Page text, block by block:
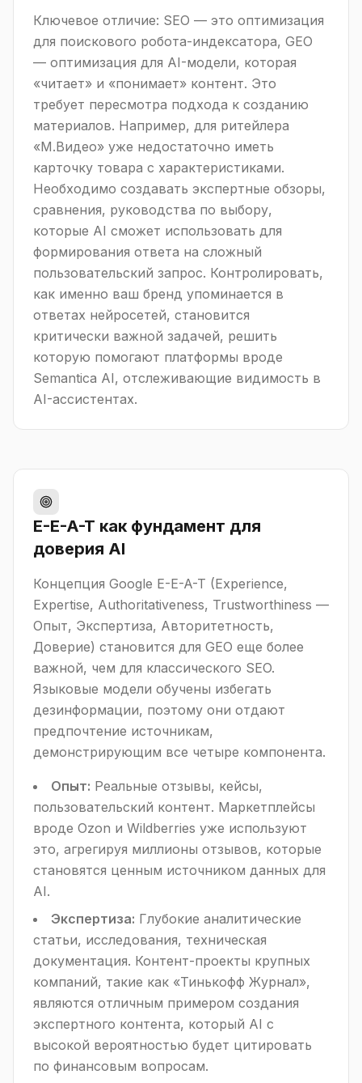
Ключевое отличие: SEO — это оптимизация
для поискового робота-индексатора, GEO
— оптимизация для AI-модели, которая
«читает» и «понимает» контент. Это
требует пересмотра подхода к созданию
материалов. Например, для ритейлера
«М.Видео» уже недостаточно иметь
карточку товара с характеристиками.
Необходимо создавать экспертные обзоры,
сравнения, руководства по выбору,
которые AI сможет использовать для
формирования ответа на сложный
пользовательский запрос. Контролировать,
как именно ваш бренд упоминается в
ответах нейросетей, становится
критически важной задачей, решить
которую помогают платформы вроде
Semantica AI, отслеживающие видимость в
AI-ассистентах.
E-E-A-T как фундамент для
доверия AI
Концепция Google E-E-A-T (Experience,
Expertise, Authoritativeness, Trustworthiness —
Опыт, Экспертиза, Авторитетность,
Доверие) становится для GEO еще более
важной, чем для классического SEO.
Языковые модели обучены избегать
дезинформации, поэтому они отдают
предпочтение источникам,
демонстрирующим все четыре компонента.
Опыт: Реальные отзывы, кейсы,
пользовательский контент. Маркетплейсы
вроде Ozon и Wildberries уже используют
это, агрегируя миллионы отзывов, которые
становятся ценным источником данных для
AI.
Экспертиза: Глубокие аналитические
статьи, исследования, техническая
документация. Контент-проекты крупных
компаний, такие как «Тинькофф Журнал»,
являются отличным примером создания
экспертного контента, который AI с
высокой вероятностью будет цитировать
по финансовым вопросам.